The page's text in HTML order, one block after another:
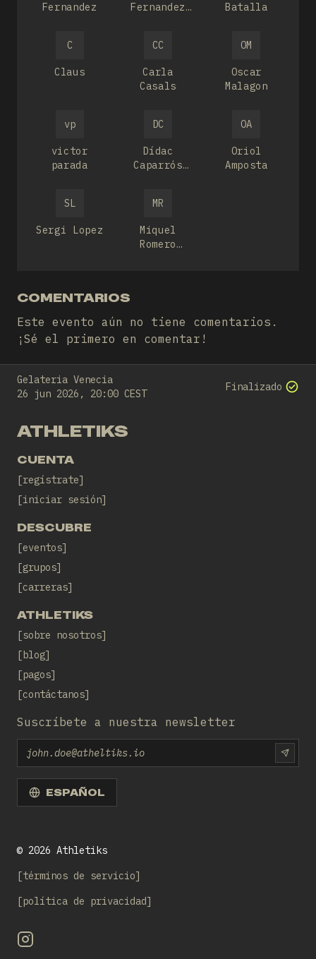
Fernandez
Fernandez
Batalla
C
Claus
CC
Carla
Casals
OM
Oscar
Malagon
vp
victor
parada
DC
Dídac
Caparrós
OA
Oriol
Amposta
SL
Sergi Lopez
MR
Miquel
Romero
COMENTARIOS
Este evento aún no tiene comentarios.
¡Sé el primero en comentar!
Gelateria Venecia
26 jun 2026, 20:00 CEST
Finalizado
ATHLETIKS
CUENTA
regístrate
iniciar sesión
DESCUBRE
eventos
grupos
carreras
ATHLETIKS
sobre nosotros
blog
pagos
contáctanos
Suscríbete a nuestra newsletter
Email
ESPAÑOL
© 2026 Athletiks
términos de servicio
política de privacidad